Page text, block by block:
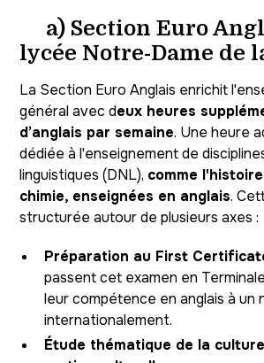
a) Section Euro
lycée Notre-Dame de
La Section Euro Anglais enrichit
général avec deux heures
d’anglais par semaine. Une heure
dédiée à l'enseignement de
linguistiques (DNL), comme
chimie, enseignées en anglais.
structurée autour de plusieurs axes :
Préparation au First
passent cet examen en
leur compétence en anglais à un
internationalement.
Étude thématique de la